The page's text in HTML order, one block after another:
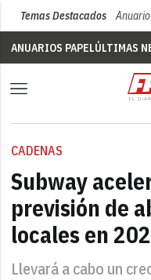
Temas Destacados
ANUARIOS PAPELÚLTIMAS
CADENAS
Subway
previsión de
locales en
Llevará a cabo un